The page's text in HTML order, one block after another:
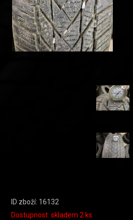
ID zboží: 16132
Dostupnost: skladem 2 ks